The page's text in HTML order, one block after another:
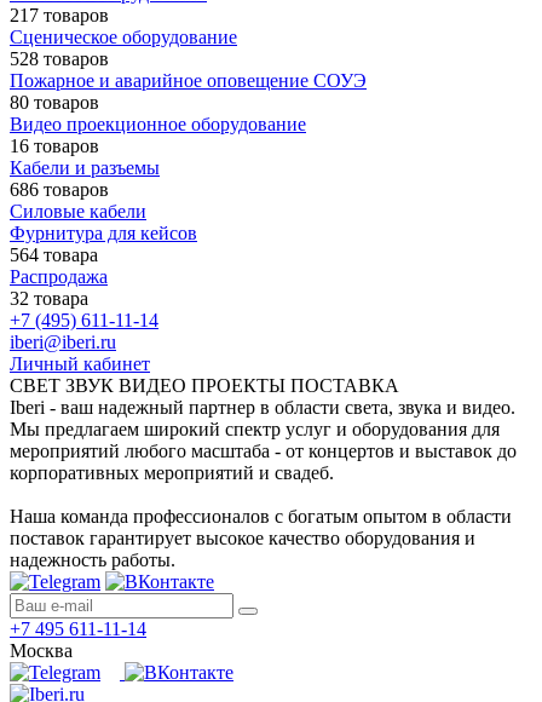
217 товаров
Сценическое оборудование
528 товаров
Пожарное и аварийное оповещение СОУЭ
80 товаров
Видео проекционное оборудование
16 товаров
Кабели и разъемы
686 товаров
Силовые кабели
Фурнитура для кейсов
564 товара
Распродажа
32 товара
+7 (495) 611-11-14
iberi@iberi.ru
Личный кабинет
СВЕТ ЗВУК ВИДЕО ПРОЕКТЫ ПОСТАВКА
Iberi - ваш надежный партнер в области света, звука и видео.
Мы предлагаем широкий спектр услуг и оборудования для
мероприятий любого масштаба - от концертов и выставок до
корпоративных мероприятий и свадеб.
Наша команда профессионалов с богатым опытом в области
поставок гарантирует высокое качество оборудования и
надежность работы.
+7 495 611-11-14
Москва